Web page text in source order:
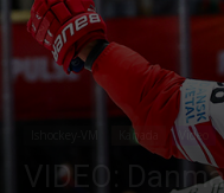
Kanada Video
VIDEO: